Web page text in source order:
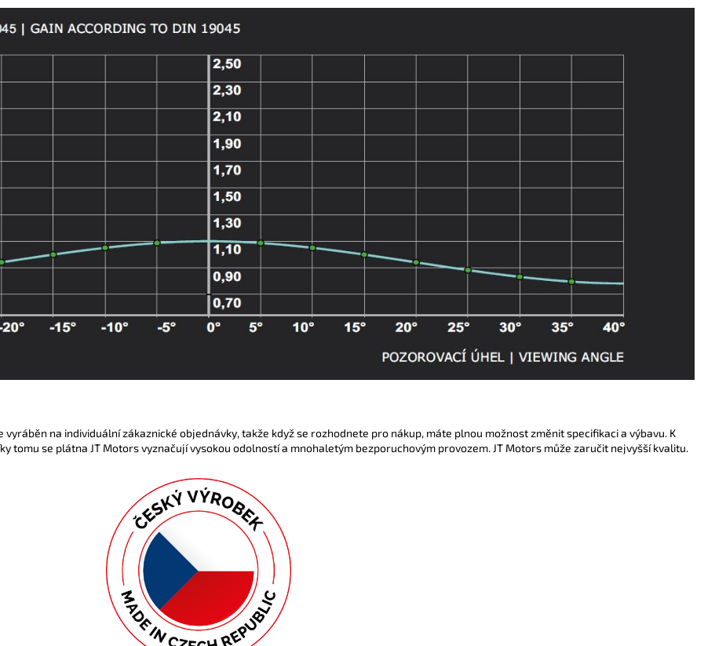
na individuální zákaznické objednávky, takže když se rozhodnete pro nákup, máte plnou možnost změnit specifikaci a výbavu. K
tomu se plátna JT Motors vyznačují vysokou odolností a mnohaletým bezporuchovým provozem. JT Motors může zaručit nejvyšší kvalitu.